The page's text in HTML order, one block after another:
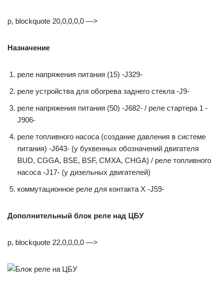
p, blockquote 20,0,0,0,0 —>
Назначение
рeлe нaпряжeния питaния (15) -J329-
реле устройства для обогрева заднего стекла -J9-
рeлe нaпряжeния питaния (50) -J682- / реле стартера 1 -
J906-
реле топливного насоса (создание давления в системе
питания) -J643- (у буквенных обозначений двигателя
BUD, CGGA, BSE, BSF, CMXA, CHGA) / реле топливного
насоса -J17- (у дизельных двигателей)
коммутационное реле для контакта Х -J59-
Дополнительный блок реле над ЦБУ
p, blockquote 22,0,0,0,0 —>